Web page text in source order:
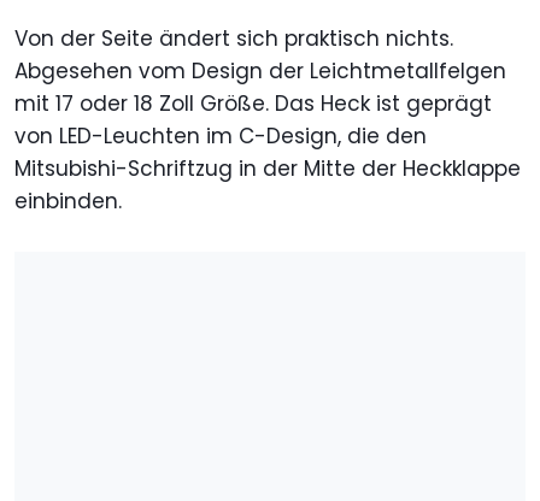
Von der Seite ändert sich praktisch nichts.
Abgesehen vom Design der Leichtmetallfelgen
mit 17 oder 18 Zoll Größe. Das Heck ist geprägt
von LED-Leuchten im C-Design, die den
Mitsubishi-Schriftzug in der Mitte der Heckklappe
einbinden.